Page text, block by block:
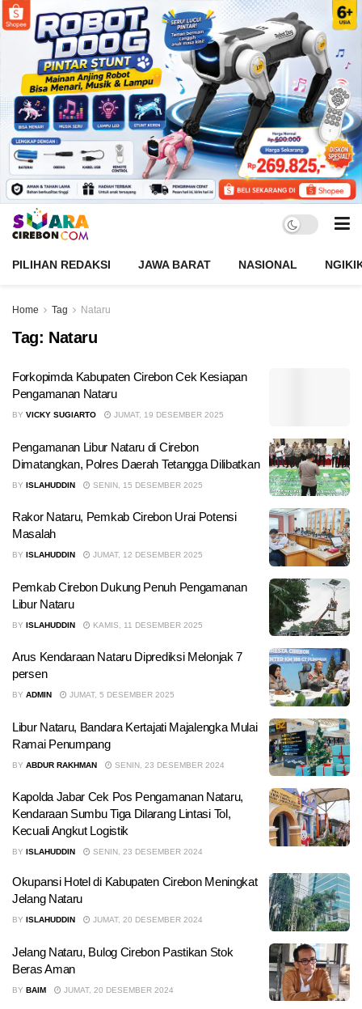
PILIHAN REDAKSI JAWA BARAT NASIONAL
Home Tag Nataru
Tag: Nataru
Forkopimda Kabupaten Cirebon Cek Kesiapan
Pengamanan Nataru
BY VICKY SUGIARTO JUMAT, 19 DESEMBER 2025
Pengamanan Libur Nataru di Cirebon
Dimatangkan, Polres Daerah Tetangga Dilibatkan
BY ISLAHUDDIN SENIN, 15 DESEMBER 2025
Rakor Nataru, Pemkab Cirebon Urai Potensi
Masalah
BY ISLAHUDDIN JUMAT, 12 DESEMBER 2025
Pemkab Cirebon Dukung Penuh Pengamanan
Libur Nataru
BY ISLAHUDDIN KAMIS, 11 DESEMBER 2025
Arus Kendaraan Nataru Diprediksi Melonjak 7
persen
BY ADMIN JUMAT, 5 DESEMBER 2025
Libur Nataru, Bandara Kertajati Majalengka Mulai
Ramai Penumpang
BY ABDUR RAKHMAN SENIN, 23 DESEMBER 2024
Kapolda Jabar Cek Pos Pengamanan Nataru,
Kendaraan Sumbu Tiga Dilarang Lintasi Tol,
Kecuali Angkut Logistik
BY ISLAHUDDIN SENIN, 23 DESEMBER 2024
Okupansi Hotel di Kabupaten Cirebon Meningkat
Jelang Nataru
BY ISLAHUDDIN JUMAT, 20 DESEMBER 2024
Jelang Nataru, Bulog Cirebon Pastikan Stok
Beras Aman
BY BAIM JUMAT, 20 DESEMBER 2024